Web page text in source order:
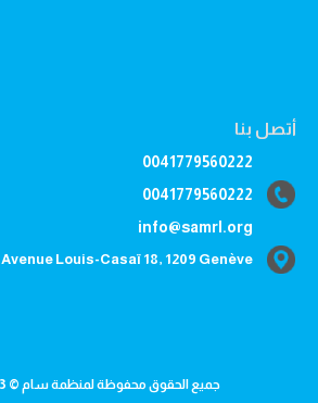
أتصل بنا
0041779560222
0041779560222
info@samrl.org
Avenue Louis-Casaï 18, 1209 Genève
جميع الحقوق محفوظة لمنظمة سام © 2023، تصميم وتطوير